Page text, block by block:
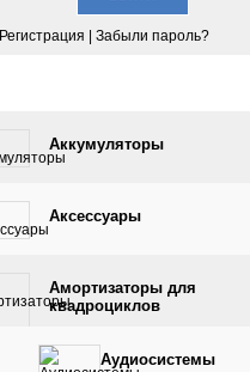
Регистрация Забыли пароль?
Аккумуляторы
Аксессуары
Амортизаторы для
квадроциклов
Аудиосистемы